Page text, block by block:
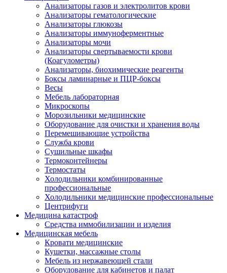
Анализаторы газов и электролитов крови
Анализаторы гематологические
Анализаторы глюкозы
Анализаторы иммуноферментные
Анализаторы мочи
Анализаторы свертываемости крови
(Коагулометры)
Анализаторы, биохимические реагенты
Боксы ламинарные и ПЦР-боксы
Весы
Мебель лабораторная
Микроскопы
Морозильники медицинские
Оборудование для очистки и хранения воды
Перемешивающие устройства
Служба крови
Сушильные шкафы
Термоконтейнеры
Термостаты
Холодильники комбинированные
профессиональные
Холодильники медицинские профессиональные
Центрифуги
Медицина катастроф
Средства иммобилизации и изделия
Медицинская мебель
Кровати медицинские
Кушетки, массажные столы
Мебель из нержавеющей стали
Оборудование для кабинетов и палат